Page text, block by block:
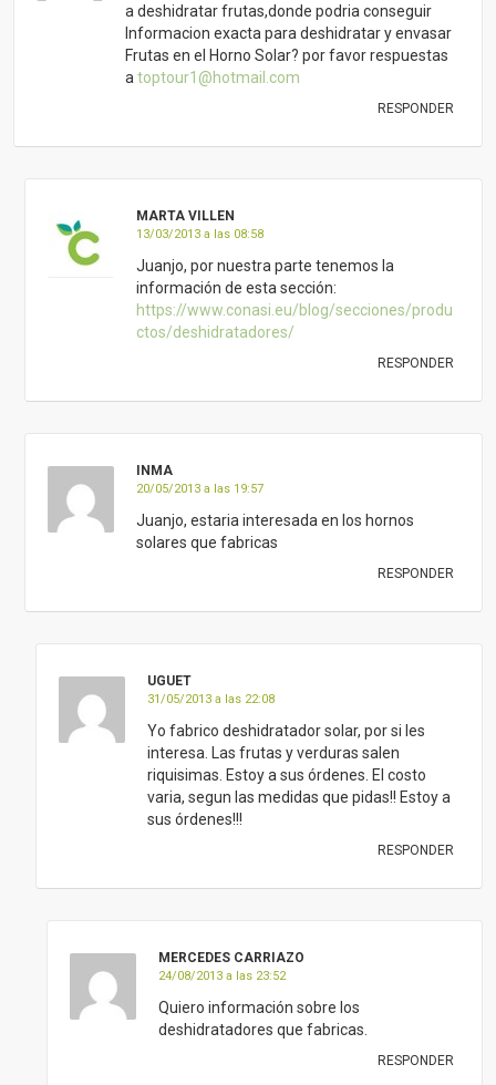
a deshidratar frutas,donde podria conseguir
Informacion exacta para deshidratar y envasar
Frutas en el Horno Solar? por favor respuestas
atoptour1@hotmail.com
RESPONDER
MARTA VILLEN
13/03/2013 a las 08:58
Juanjo, por nuestra parte tenemos la
información de esta sección:
https://www.conasi.eu/blog/secciones/produ
ctos/deshidratadores/
RESPONDER
INMA
20/05/2013 a las 19:57
Juanjo, estaria interesada en los hornos
solares que fabricas
RESPONDER
UGUET
31/05/2013 a las 22:08
Yo fabrico deshidratador solar, por si les
interesa. Las frutas y verduras salen
riquisimas. Estoy a sus órdenes. El costo
varia, segun las medidas que pidas!! Estoy a
sus órdenes!!!
RESPONDER
MERCEDES CARRIAZO
24/08/2013 a las 23:52
Quiero información sobre los
deshidratadores que fabricas.
RESPONDER